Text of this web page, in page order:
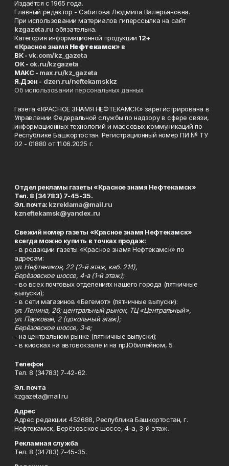
Издаётся с 1965 года.
Главный редактор - Сабитова Людмила Валерьяновна.
При использовании материалов гиперссылка на сайт
kzgazeta.ru обязательна.
Категория информационной продукции 12+
«Красное знамя Нефтекамск» в
ВК -vk.com/kz_gazeta
ОК - ok.ru/kzgazeta
MAKC - max.ru/kz_gazeta
Я.Дзен - dzen.ru/neftekamskkz
Об использовании персональных данных
Газета «КРАСНОЕ ЗНАМЯ НЕФТЕКАМСК» зарегистрирована в
Управлении Федеральной службы по надзору в сфере связи,
информационных технологий и массовых коммуникаций по
Республике Башкортостан. Регистрационный номер ПИ № ТУ
02 - 01880 от 11.06.2025 г.
Отдел рекламы газеты «Красное знамя Нефтекамск»
Тел. 8 (34783) 7-45-35.
Эл. почта: kzreklama@mail.ru
kzneftekamsk@yandex.ru
Свежий номер газеты «Красное знамя Нефтекамск»
всегда можно купить в точках продаж:
- в редакции газеты «Красное знамя Нефтекамск» по
адресам:
ул. Нефтяников, 22 (2-й этаж, каб. 214),
Берёзовское шоссе, 4-а (1-й этаж);
- во всех почтовых отделениях нашего города (пятничные
выпуски);
- в сети магазинов «Бегемот» (пятничные выпуски):
ул. Ленина, 26; центральный рынок, ТЦ «Центральный»,
ул. Парковая, 2 (цокольный этаж);
Берёзовское шоссе, 3-в;
- на центральном рынке (пятничные выпуски);
- в киосках на автовокзале и на пр.Юбилейном, 5.
Телефон
Тел. 8 (34783) 7-42-62.
Эл. почта
kzgazeta@mail.ru
Адрес
Адрес редакции: 452688, Республика Башкортостан, г.
Нефтекамск, Берёзовское шоссе, 4-а, 3-й этаж.
Рекламная служба
Тел. 8 (34783) 7-45-35.